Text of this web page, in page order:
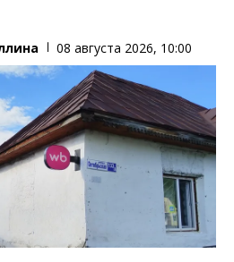
08 августа 2026, 10:00